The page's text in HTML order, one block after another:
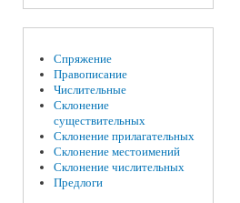
Спряжение
Правописание
Числительные
Склонение
существительных
Склонение прилагательных
Склонение местоимений
Склонение числительных
Предлоги